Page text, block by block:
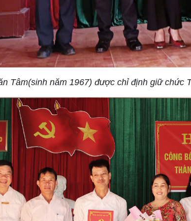
Tâm(sinh năm 1967) được chỉ định giữ chức